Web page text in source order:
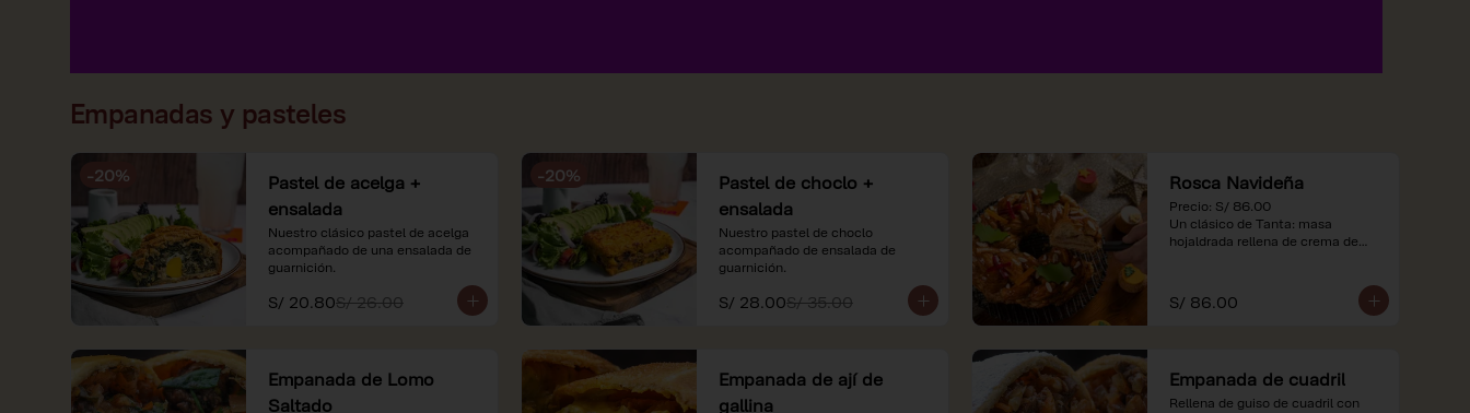
Empanadas y pasteles
-20%
Pastel de acelga +
ensalada
Nuestro clásico pastel de acelga
acompañado de una ensalada de
guarnición.
S/ 20.80S/ 26.00
-20%
Pastel de choclo +
ensalada
Nuestro pastel de choclo
acompañado de ensalada de
guarnición.
S/ 28.00S/ 35.00
Rosca Navideña
Precio: S/ 86.00
Un clásico de Tanta: masa
hojaldrada rellena de crema de
expresados en soles e incluyen
S/ 86.00
Empanada de Lomo
Saltado
Empanada de ají de
gallina
Empanada de cuadril
Rellena de guiso de cuadril con